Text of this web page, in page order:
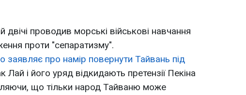
проводив морські військові навчання
проти "сепаратизму".
заявляє про намір повернути Тайвань під
Лай і його уряд відкидають претензії Пекіна
що тільки народ Тайваню може